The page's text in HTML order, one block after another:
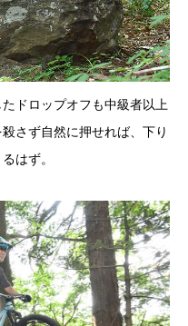
ドロップオフも中級者以上
さず自然に押せれば、下り
はず。